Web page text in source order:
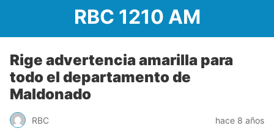
RBC 1210 AM
Rige advertencia amarilla para
todo el departamento de
Maldonado
RBC hace 8 años